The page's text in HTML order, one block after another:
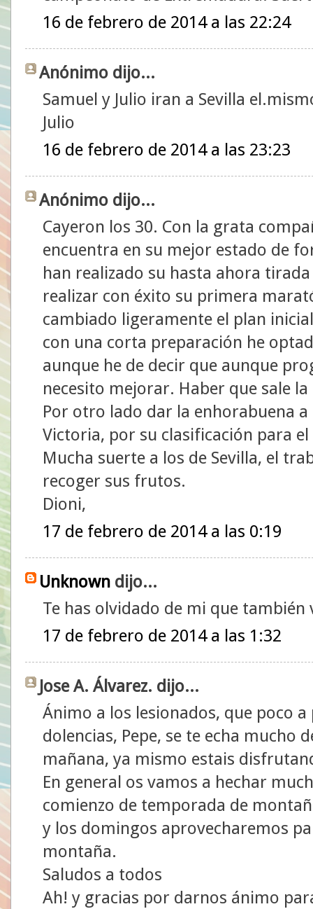
16 de febrero de 2014 a las 22:24
Anónimo dijo...
Samuel y Julio iran a Sevilla
Julio
16 de febrero de 2014 a las 23:23
Anónimo dijo...
Cayeron los 30. Con la grata
encuentra en su mejor estado de
han realizado su hasta ahora
realizar con éxito su primera
cambiado ligeramente el plan
con una corta preparación he
aunque he de decir que aunque
necesito mejorar. Haber que sale
Por otro lado dar la enhorabuena a
Victoria, por su clasificación para
Mucha suerte a los de Sevilla, el
recoger sus frutos.
Dioni,
17 de febrero de 2014 a las 0:19
Unknown dijo...
Te has olvidado de mi que también
17 de febrero de 2014 a las 1:32
Jose A. Álvarez. dijo...
Ánimo a los lesionados, que poco
dolencias, Pepe, se te echa mucho
mañana, ya mismo estais
En general os vamos a hechar
comienzo de temporada de
y los domingos aprovecharemos
montaña.
Saludos a todos
Ah! y gracias por darnos ánimo